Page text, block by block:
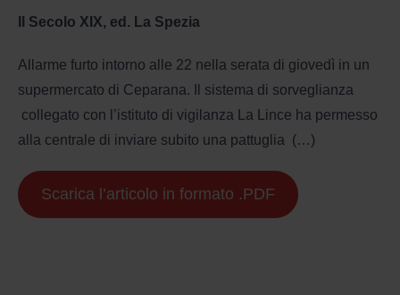
Il Secolo XIX, ed. La Spezia
Allarme furto intorno alle 22 nella serata di giovedì in un
supermercato di Ceparana. Il sistema di sorveglianza
collegato con l’istituto di vigilanza La Lince ha permesso
alla centrale di inviare subito una pattuglia (…)
Scarica l’articolo in formato .PDF